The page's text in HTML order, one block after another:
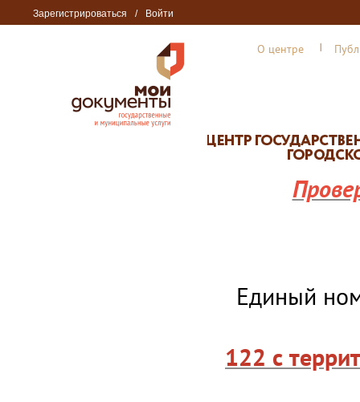
Зарегистрироваться / Войти
О центре
Единый
122 с